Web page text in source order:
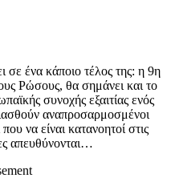
σε ένα κάποιο τέλος της: η 9η
Ρώσους, θα σημάνει και το
συνοχής εξαιτίας ενός
αναπροσαρμοσμένοι
να είναι κατανοητοί στις
απευθύνονται…